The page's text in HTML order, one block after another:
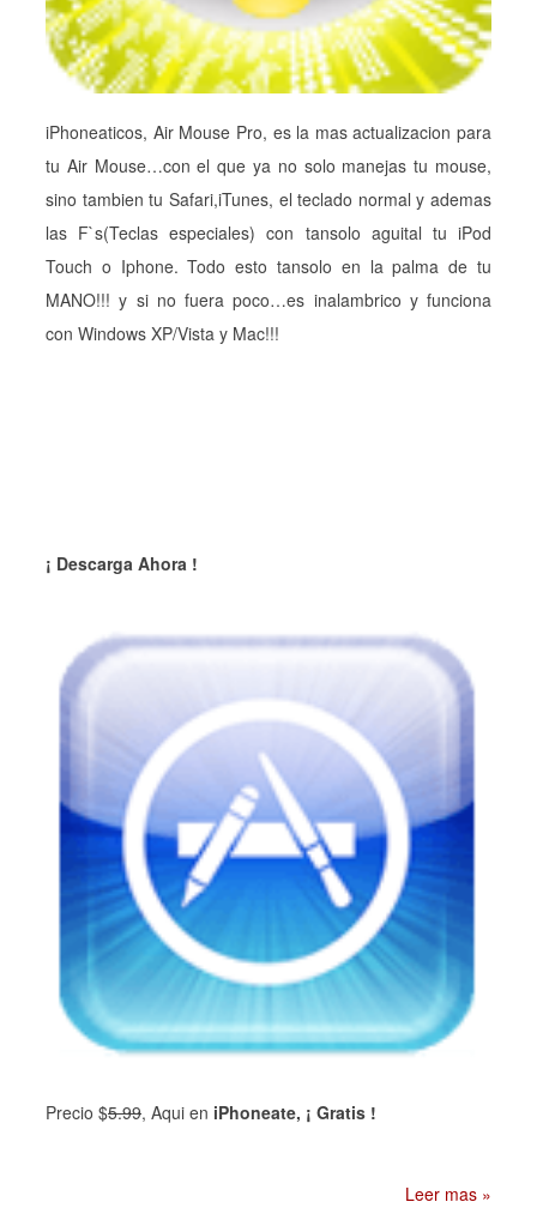
iPhoneaticos, Air Mouse Pro, es la mas actualizacion para
tu Air Mouse…con el que ya no solo manejas tu mouse,
sino tambien tu Safari,iTunes, el teclado normal y ademas
las F`s(Teclas especiales) con tansolo aguital tu iPod
Touch o Iphone. Todo esto tansolo en la palma de tu
MANO!!! y si no fuera poco…es inalambrico y funciona
con Windows XP/Vista y Mac!!!
¡ Descarga Ahora !
Precio $5.99, Aqui en iPhoneate, ¡ Gratis !
Leer mas »